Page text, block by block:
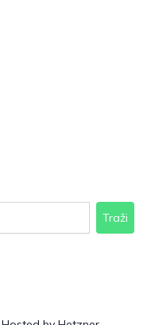
Traži